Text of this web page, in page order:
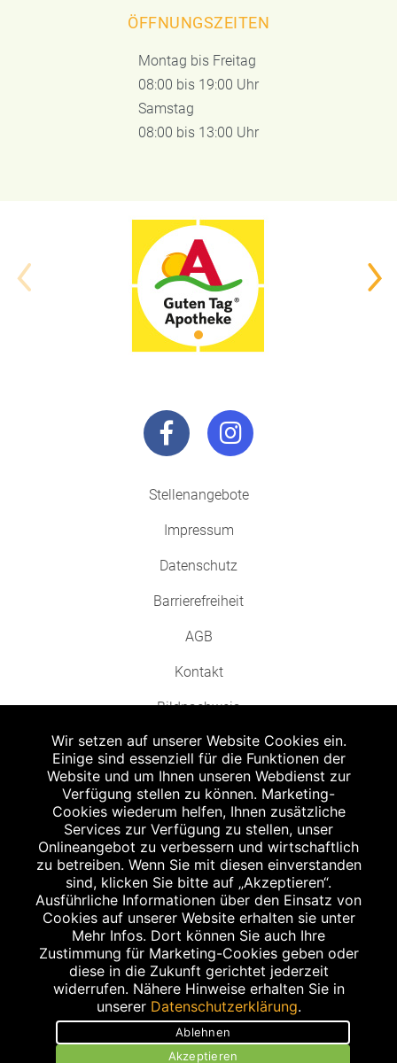
ÖFFNUNGSZEITEN
Montag bis Freitag
08:00 bis 19:00 Uhr
Samstag
08:00 bis 13:00 Uhr
Stellenangebote
Impressum
Datenschutz
Barrierefreiheit
AGB
Kontakt
Bildnachweis
Abgabe in haushaltsüblichen Mengen, solange der Vorrat reicht. Für Druck-
und Satzfehler keine Haftung.
Zu Risiken und Nebenwirkungen lesen Sie die Packungsbeilage und fragen
Sie Ihren Arzt oder Apotheker.
Angabe nach der deutschen Arzneimitteltaxe Apothekenerstattungspreis
(AEP). Der AEP ist keine unverbindliche Preisempfehlung der Hersteller. Der
AEP ist ein von den Apotheken in Ansatz gebrachter Preis für rezeptfreie
Arzneimittel. Er entspricht in der Höhe dem für Apotheken verbindlichen
Abgabepreis, zu dem eine Apotheke in bestimmten Fällen (z.B. bei Kindern
unter 12 Jahren) das Produkt mit der gesetzlichen Krankenversicherung
abrechnet. Der AEP ist der allgemeine Erstattungspreis im Falle einer
Kostenübernahme durch die gesetzlichen Krankenkassen, vor Abzug eines
Zwangsrabattes (zur Zeit 5%) nach §130 Abs. 1 SGB V.
Unverbindliche Preisempfehlung des Herstellers (UVP).
powered by apovena.de
Wir setzen auf unserer Website Cookies ein.
Einige sind essenziell für die Funktionen der
Website und um Ihnen unseren Webdienst zur
Verfügung stellen zu können. Marketing-
Cookies wiederum helfen, Ihnen zusätzliche
Services zur Verfügung zu stellen, unser
Onlineangebot zu verbessern und wirtschaftlich
zu betreiben. Wenn Sie mit diesen einverstanden
sind, klicken Sie bitte auf „Akzeptieren“.
Ausführliche Informationen über den Einsatz von
Cookies auf unserer Website erhalten sie unter
Mehr Infos. Dort können Sie auch Ihre
Zustimmung für Marketing-Cookies geben oder
diese in die Zukunft gerichtet jederzeit
widerrufen. Nähere Hinweise erhalten Sie in
unserer Datenschutzerklärung.
Ablehnen
Akzeptieren